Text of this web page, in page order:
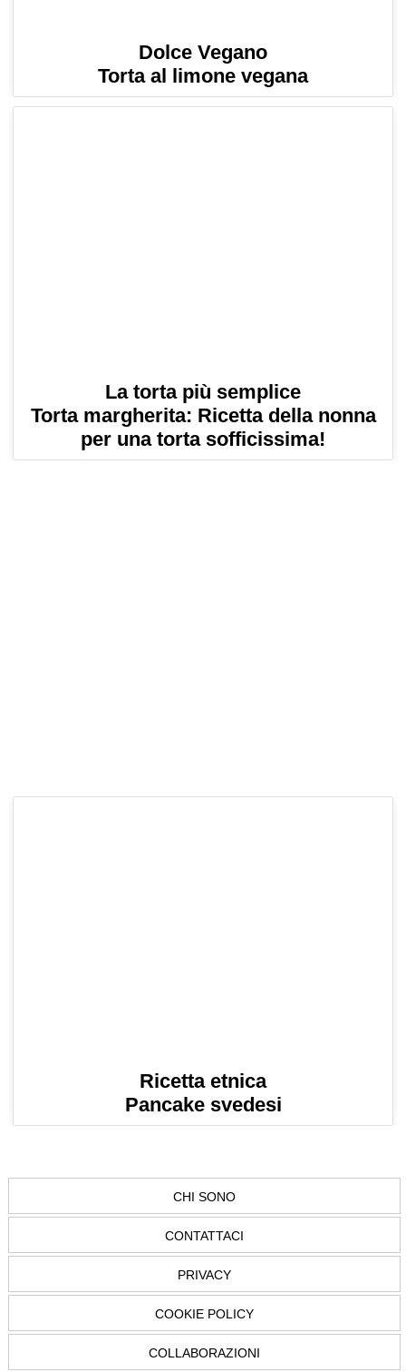
Dolce Vegano
Torta al limone vegana
La torta più semplice
Torta margherita: Ricetta della nonna
per una torta sofficissima!
Ricetta etnica
Pancake svedesi
CHI SONO
CONTATTACI
PRIVACY
COOKIE POLICY
COLLABORAZIONI